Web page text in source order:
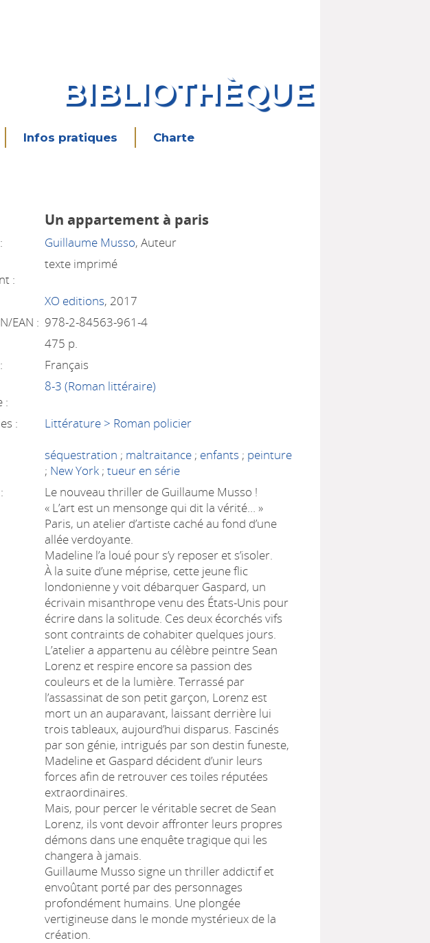
BIBLIOTHÈQUE
Infos pratiques Charte
Un appartement à paris
Guillaume Musso, Auteur
:
texte imprimé
XO editions, 2017
EAN : 978-2-84563-961-4
475 p.
Français
:
8-3 (Roman littéraire)
:
Littérature > Roman policier
séquestration ; maltraitance ; enfants ; peinture
; New York ;tueur en série
Le nouveau thriller de Guillaume Musso !
« L’art est un mensonge qui dit la vérité… »
Paris, un atelier d’artiste caché au fond d’une
allée verdoyante.
Madeline l’a loué pour s’y reposer et s’isoler.
À la suite d’une méprise, cette jeune flic
londonienne y voit débarquer Gaspard, un
écrivain misanthrope venu des États-Unis pour
écrire dans la solitude. Ces deux écorchés vifs
sont contraints de cohabiter quelques jours.
L’atelier a appartenu au célèbre peintre Sean
Lorenz et respire encore sa passion des
couleurs et de la lumière. Terrassé par
l’assassinat de son petit garçon, Lorenz est
mort un an auparavant, laissant derrière lui
trois tableaux, aujourd’hui disparus. Fascinés
par son génie, intrigués par son destin funeste,
Madeline et Gaspard décident d’unir leurs
forces afin de retrouver ces toiles réputées
extraordinaires.
Mais, pour percer le véritable secret de Sean
Lorenz, ils vont devoir affronter leurs propres
démons dans une enquête tragique qui les
changera à jamais.
Guillaume Musso signe un thriller addictif et
envoûtant porté par des personnages
profondément humains. Une plongée
vertigineuse dans le monde mystérieux de la
création.